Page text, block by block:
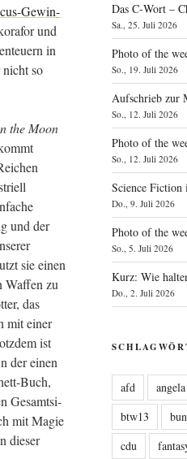
Gewin­
und
in
so
the Moon
und der
sie einen
Waf­fen zu
das
mit einer
ist
der einen
Buch,
Gesamt­si­
mit Magie
die­ser
Das C‑Wort –
Sa., 25. Juli 2026
Photo of the
So., 19. Juli 2026
Aufschrieb zur
So., 12. Juli 2026
Photo of the
So., 12. Juli 2026
Science
Do., 9. Juli 2026
Photo of the
So., 5. Juli 2026
Kurz: Wie
Do., 2. Juli 2026
afd
btw13
cdu